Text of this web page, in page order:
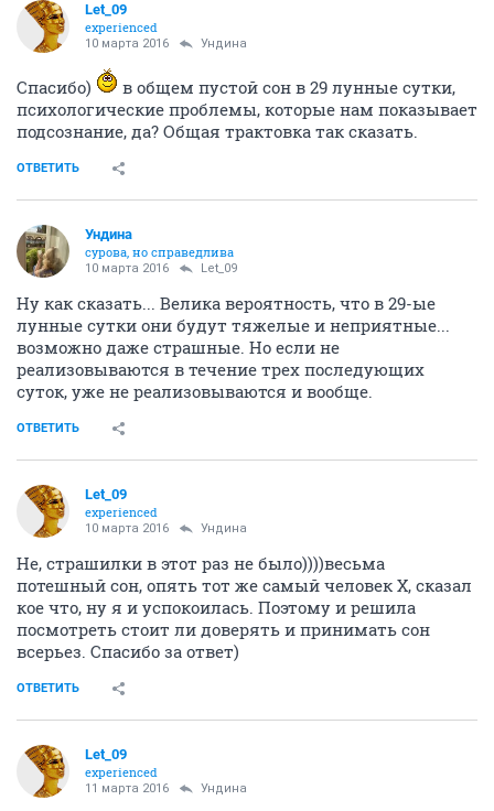
Let_09
experienced
10 марта 2016 Ундинa
Спасибо)
в общем пустой сон в 29 лунные сутки,
психологические проблемы, которые нам показывает
подсознание, да? Общая трактовка так сказать.
ОТВЕТИТЬ
Ундинa
сурова, но справедлива
10 марта 2016 Let_09
Ну как сказать... Велика вероятность, что в 29-ые
лунные сутки они будут тяжелые и неприятные...
возможно даже страшные. Но если не
реализовываются в течение трех последующих
суток, уже не реализовываются и вообще.
ОТВЕТИТЬ
Let_09
experienced
10 марта 2016 Ундинa
Не, страшилки в этот раз не было))))весьма
потешный сон, опять тот же самый человек Х, сказал
кое что, ну я и успокоилась. Поэтому и решила
посмотреть стоит ли доверять и принимать сон
всерьез. Спасибо за ответ)
ОТВЕТИТЬ
Let_09
experienced
11 марта 2016 Ундинa